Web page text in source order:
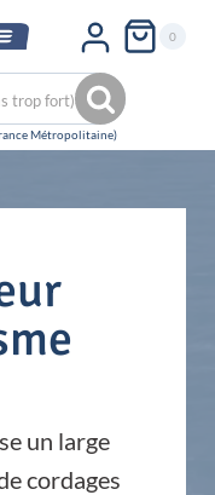
0
Recherche
un large
cordages